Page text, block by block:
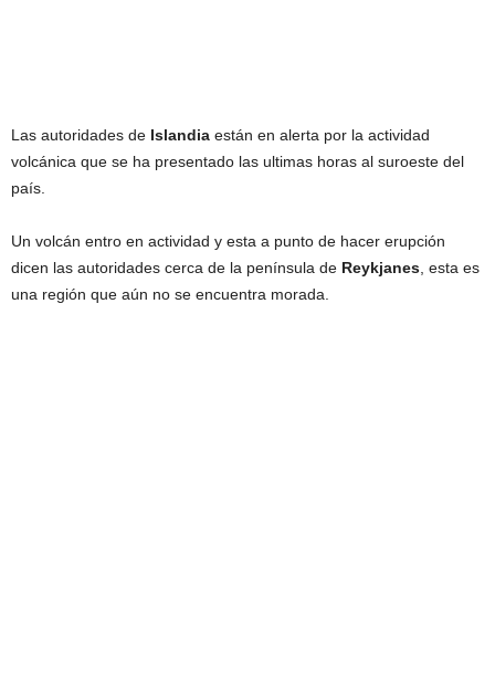
Las autoridades de Islandia están en alerta por la actividad
volcánica que se ha presentado las ultimas horas al suroeste del
país.
Un volcán entro en actividad y esta a punto de hacer erupción
dicen las autoridades cerca de la península de Reykjanes , esta es
una región que aún no se encuentra morada.